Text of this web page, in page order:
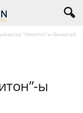
“Никитон”-ы Бачкатай
ы